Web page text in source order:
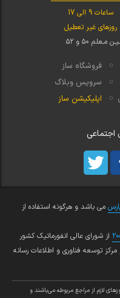
ساعات 9 الی 17
روزهای غیر تعطیل
۵۰ و ۵۲
فروشگاه ساز
سرویس وبلاگ
اپلیکیشن ساز
می باشد و هرگونه استفاده از
از شورای عالی انفورماتیک کشور
مرکز توسعه فناوری و اطلاعات رسانه
لازم از مراجع مربوطه مي‌باشند و